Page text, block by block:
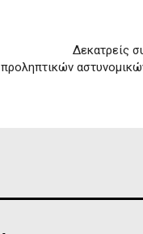
Δεκατρείς
προληπτικών